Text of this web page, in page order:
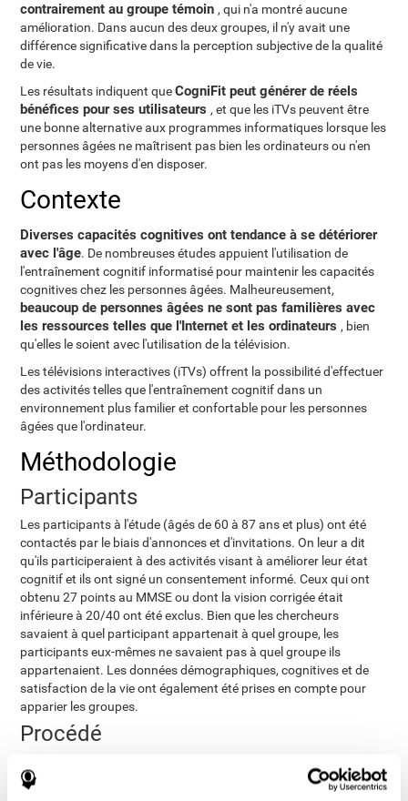
contrairement au groupe témoin, qui n'a montré aucune
amélioration. Dans aucun des deux groupes, il n'y avait une
différence significative dans la perception subjective de la qualité
de vie.
Les résultats indiquent queCogniFit peut générer de réels
bénéfices pour ses utilisateurs, et que les iTVs peuvent être
une bonne alternative aux programmes informatiques lorsque les
personnes âgées ne maîtrisent pas bien les ordinateurs ou n'en
ont pas les moyens d'en disposer.
Contexte
Diverses capacités cognitives ont tendance à se détériorer
avec l'âge. De nombreuses études appuient l'utilisation de
l'entraînement cognitif informatisé pour maintenir les capacités
cognitives chez les personnes âgées. Malheureusement,
beaucoup de personnes âgées ne sont pas familières avec
les ressources telles que l'Internet et les ordinateurs, bien
qu'elles le soient avec l'utilisation de la télévision.
Les télévisions interactives (iTVs) offrent la possibilité d'effectuer
des activités telles que l'entraînement cognitif dans un
environnement plus familier et confortable pour les personnes
âgées que l'ordinateur.
Méthodologie
Participants
Les participants à l'étude (âgés de 60 à 87 ans et plus) ont été
contactés par le biais d'annonces et d'invitations. On leur a dit
qu'ils participeraient à des activités visant à améliorer leur état
cognitif et ils ont signé un consentement informé. Ceux qui ont
obtenu 27 points au MMSE ou dont la vision corrigée était
inférieure à 20/40 ont été exclus. Bien que les chercheurs
savaient à quel participant appartenait à quel groupe, les
participants eux-mêmes ne savaient pas à quel groupe ils
appartenaient. Les données démographiques, cognitives et de
satisfaction de la vie ont également été prises en compte pour
apparier les groupes.
Procédé
adaptés pour être compatibles avec les iTVs
. L'entraînement
a duré 8 semaines, avec trois sessions hebdomadaires de